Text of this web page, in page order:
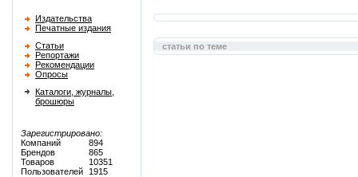
Издательства
Печатные издания
Статьи
Репортажи
Рекомендации
Опросы
Каталоги, журналы,
брошюры
Зарегистрировано:
Компаний
894
Брендов
865
Товаров
10351
Пользователей
1915
статьи по теме